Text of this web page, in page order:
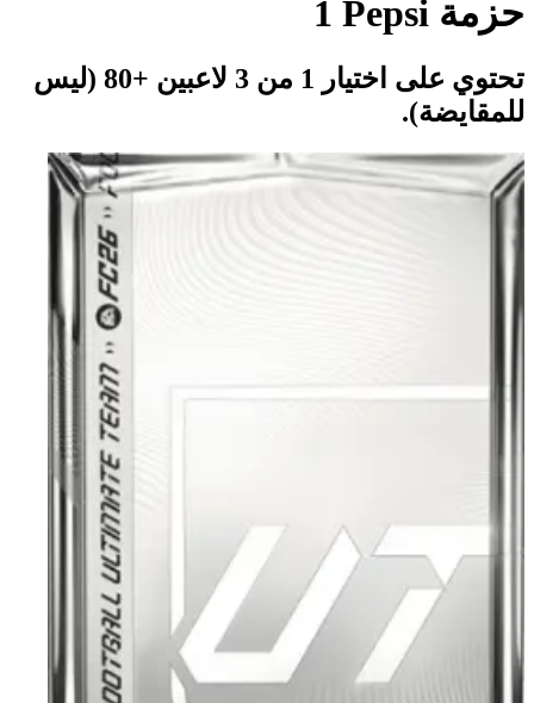
حزمة Pepsi‏ 1
تحتوي على اختيار 1 من 3 لاعبين +80 (ليس
للمقايضة).